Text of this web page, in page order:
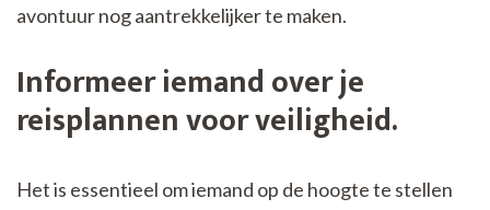
avontuur nog aantrekkelijker te maken.
Informeer iemand over je
reisplannen voor veiligheid.
Het is essentieel om iemand op de hoogte te stellen